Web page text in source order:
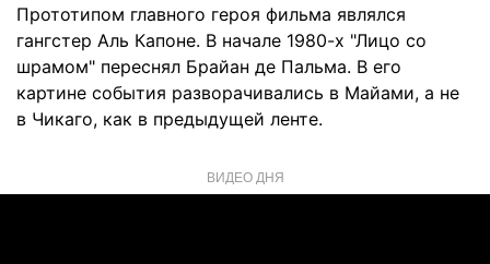
Прототипом главного героя фильма являлся
гангстер Аль Капоне. В начале 1980-х "Лицо со
шрамом" переснял Брайан де Пальма. В его
картине события разворачивались в Майами, а не
в Чикаго, как в предыдущей ленте.
ВИДЕО ДНЯ